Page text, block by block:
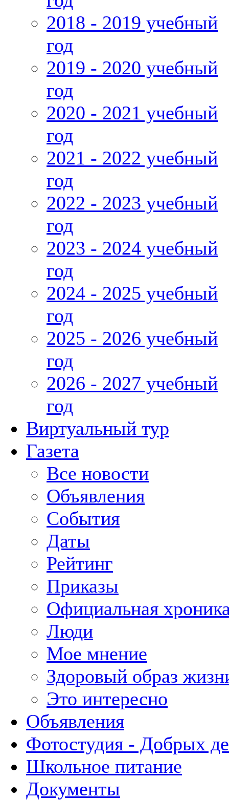
2018 - 2019 учебный
год
2019 - 2020 учебный
год
2020 - 2021 учебный
год
2021 - 2022 учебный
год
2022 - 2023 учебный
год
2023 - 2024 учебный
год
2024 - 2025 учебный
год
2025 - 2026 учебный
год
2026 - 2027 учебный
год
Виртуальный тур
Газета
Все новости
Объявления
События
Даты
Рейтинг
Приказы
Официальная
Люди
Мое мнение
Здоровый образ
Это интересно
Объявления
Фотостудия - Добрых
Школьное питание
Документы